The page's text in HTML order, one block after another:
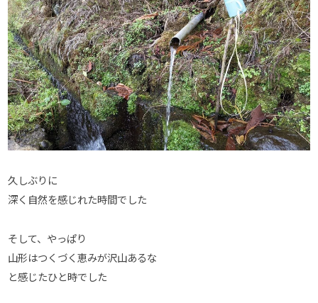
久しぶりに
深く自然を感じれた時間でした
そして、やっぱり
山形はつくづく恵みが沢山あるな
と感じたひと時でした